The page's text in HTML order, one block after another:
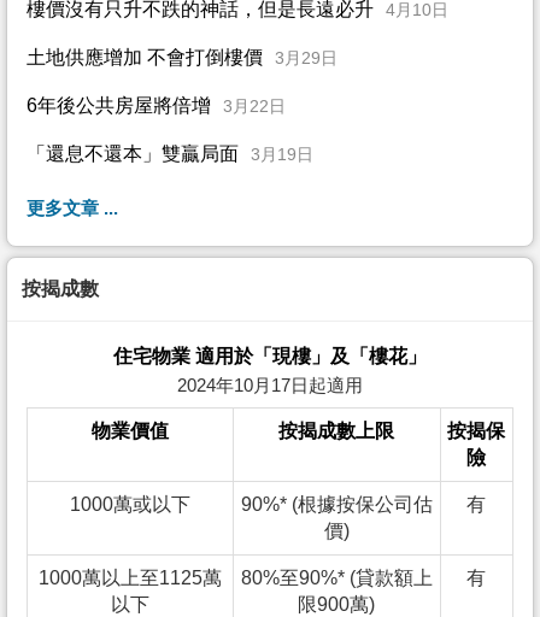
樓價沒有只升不跌的神話，但是長遠必升 4月10日
土地供應增加 不會打倒樓價 3月29日
6年後公共房屋將倍增 3月22日
「還息不還本」雙贏局面 3月19日
更多文章 ...
按揭成數
住宅物業 適用於「現樓」及「樓花」
2024年10月17日起適用
物業價值 按揭成數上限
按揭保
險
1000萬或以下
90%* (根據按保公司估
價)
有
1000萬以上至1125萬
以下
80%至90%* (貸款額上
限900萬)
有